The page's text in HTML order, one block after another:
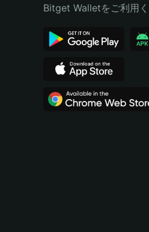
Português (Brasil)
Bitget Walletをご利用く